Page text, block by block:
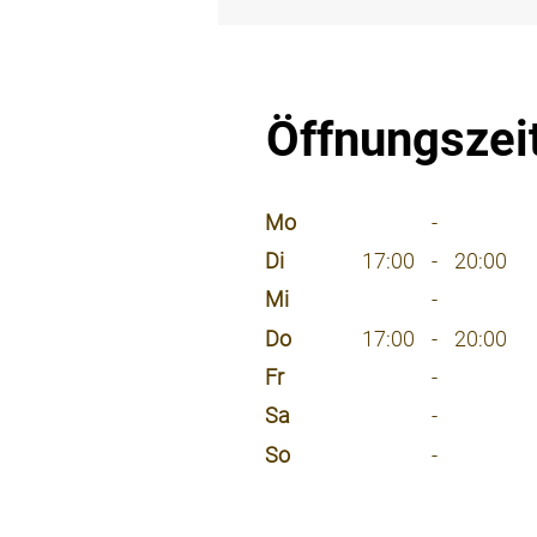
Mo
-
Di
17:00 - 20:00
Mi
-
Do
17:00 - 20:00
Fr
-
Sa
-
So
-